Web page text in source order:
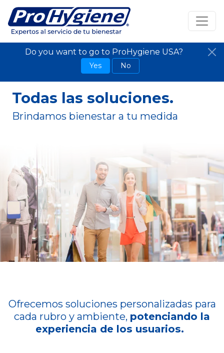
Do you want to go to ProHygiene USA?
Yes No
Todas las soluciones.
Brindamos bienestar a tu medida
Ofrecemos soluciones personalizadas para
cada rubro y ambiente, potenciando la
experiencia de los usuarios.